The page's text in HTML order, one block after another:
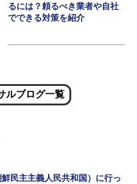
るには？頼るべき業者や自社
でできる対策を紹介
ルブログ一覧
民主主義人民共和国）に行っ